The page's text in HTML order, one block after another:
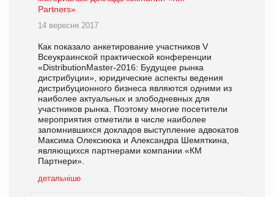
Partners»
14 вересня 2017
Как показало анкетирование участников V
Всеукраинской практической конференции
«DistributionMaster-2016: Будущее рынка
дистрибуции», юридические аспекты ведения
дистрибуционного бизнеса являются одними из
наиболее актуальных и злободневных для
участников рынка. Поэтому многие посетители
мероприятия отметили в числе наиболее
запомнившихся докладов выступление адвокатов
Максима Олексиюка и Александра Шемяткина,
являющихся партнерами компании «КМ
Партнери».
детальніше